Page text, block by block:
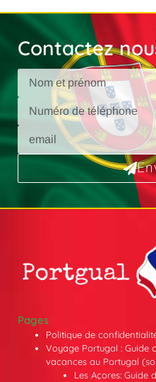
Contactez
Pages
Politique de
Voyage Portugal : Guide
vacances au Portugal
Les Açores: Guide